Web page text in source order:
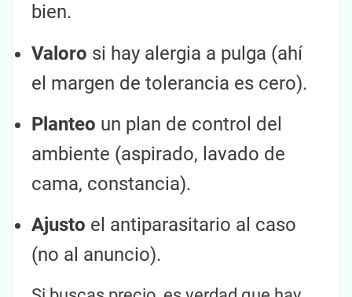
bien.
Valoro si hay alergia a pulga (ahí
el margen de tolerancia es cero).
Planteo un plan de control del
ambiente (aspirado, lavado de
cama, constancia).
Ajusto el antiparasitario al caso
(no al anuncio).